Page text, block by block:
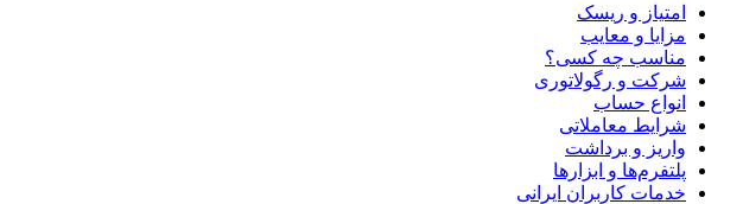
امتیاز و ریسک
مزایا و معایب
مناسب چه کسی؟
شرکت و رگولاتوری
انواع حساب
شرایط معاملاتی
واریز و برداشت
پلتفرم‌ها و ابزارها
خدمات کاربران ایرانی